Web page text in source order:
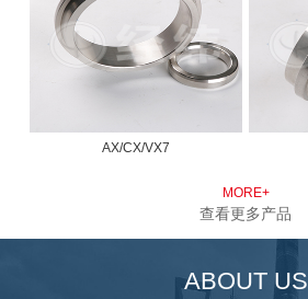
AX/CX/VX7
MORE+
查看更多产品
ABOUT US